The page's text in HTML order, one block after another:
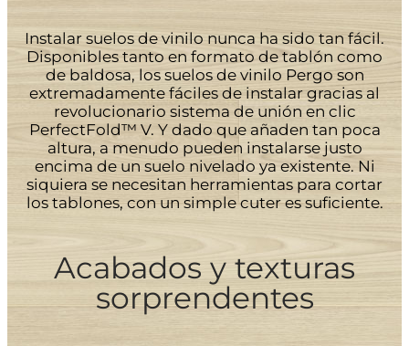
Instalar suelos de vinilo nunca ha sido tan fácil.
Disponibles tanto en formato de tablón como
de baldosa, los suelos de vinilo Pergo son
extremadamente fáciles de instalar gracias al
revolucionario sistema de unión en clic
PerfectFold™ V. Y dado que añaden tan poca
altura, a menudo pueden instalarse justo
encima de un suelo nivelado ya existente. Ni
siquiera se necesitan herramientas para cortar
los tablones, con un simple cuter es suficiente.
Acabados y texturas
sorprendentes